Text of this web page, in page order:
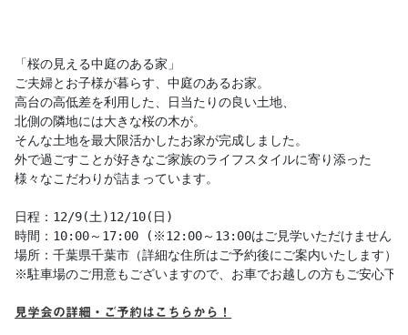
「桜の見える中庭のある家」
ご夫婦とお子様が暮らす、中庭のあるお家。
高台の高低差を利用した、日当たりの良い土地、
北側の隣地には大きな桜の木が。
そんな土地を最大限活かしたお家が完成しました。
外で過ごすことが好きなご家族のライフスタイルに寄り添った
様々なこだわりが詰まっています。
日程：12/9(土)12/10(日)
時間：10:00～17:00 (※12:00～13:00はご見学いただけません)
場所：千葉県千葉市（詳細な住所はご予約後にご案内いたします）
※駐車場のご用意もございますので、お車でお越しの方もご安心下
見学会の詳細・ご予約はこちらから！